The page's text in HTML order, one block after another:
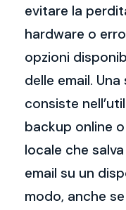
evitare la
hardware o
opzioni
delle email.
consiste
backup online
locale che
email su un
modo, anche